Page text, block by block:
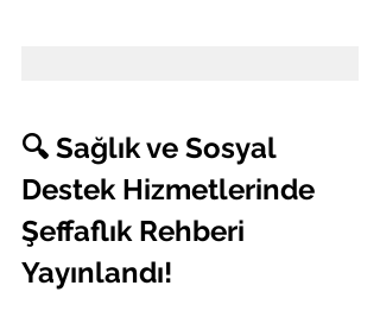
🔍 Sağlık ve Sosyal
Destek Hizmetlerinde
Şeffaflık Rehberi
Yayınlandı!